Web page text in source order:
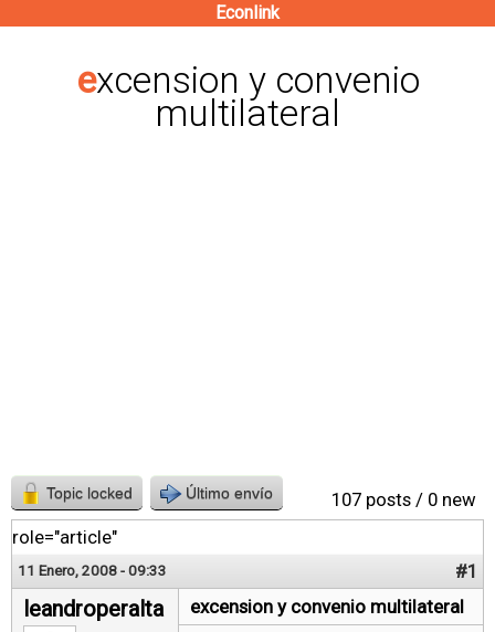
contenido
principal
Econlink
excension y convenio
multilateral
107 posts / 0 new
Topic locked Último envío
role="article"
11 Enero, 2008 - 09:33 #1
leandroperalta
excension y convenio multilateral